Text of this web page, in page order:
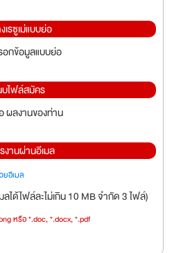
เรซูเม่แบบย่อ
อกข้อมูลแบบย่อ
บไฟล์สมัคร
ผลงานของท่าน
งานผ่านอีเมล
อีเมล
ได้ไฟล์ละไม่เกิน 10 MB จำกัด 3 ไฟล์)
หรือ *.doc, *.docx, *.pdf